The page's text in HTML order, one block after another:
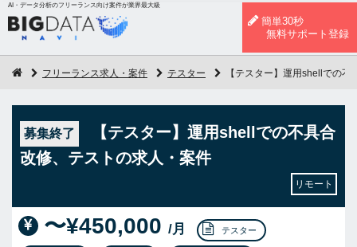
AI・データ分析のフリーランス向け案件が業界最大級
簡単30秒
無料サポート登録
フリーランス求人・案件 テスター 【テスター】運用shellでの
募集終了
【テスター】運用shellでの不具合
改修、テストの求人・案件
リモート
〜¥450,000 /月 テスター